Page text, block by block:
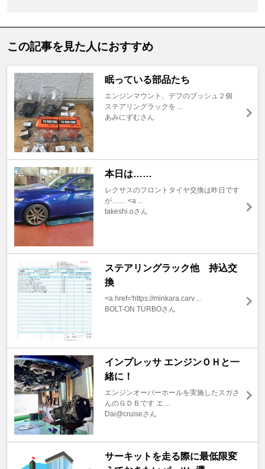
この記事を見た人におすすめ
眠っている部品たち
エンジンマウント、デフのブッシュ２個
ステアリングラックを ...
あみにずむさん
本日は……
レクサスのフロントタイヤ交換は昨日です
が…… <a ...
takeshi.oさん
ステアリングラック他 持込交
換
<a href='https://minkara.carv ...
BOLT-ON TURBOさん
インプレッサ エンジンＯＨと一
緒に！
エンジンオーバーホールを実施したスガさ
んのＧＤＢです エ ...
Dai@cruiseさん
サーキットを走る際に最低限変